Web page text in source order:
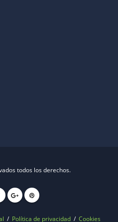
todos los derechos.
/ Política de privacidad / Cookies